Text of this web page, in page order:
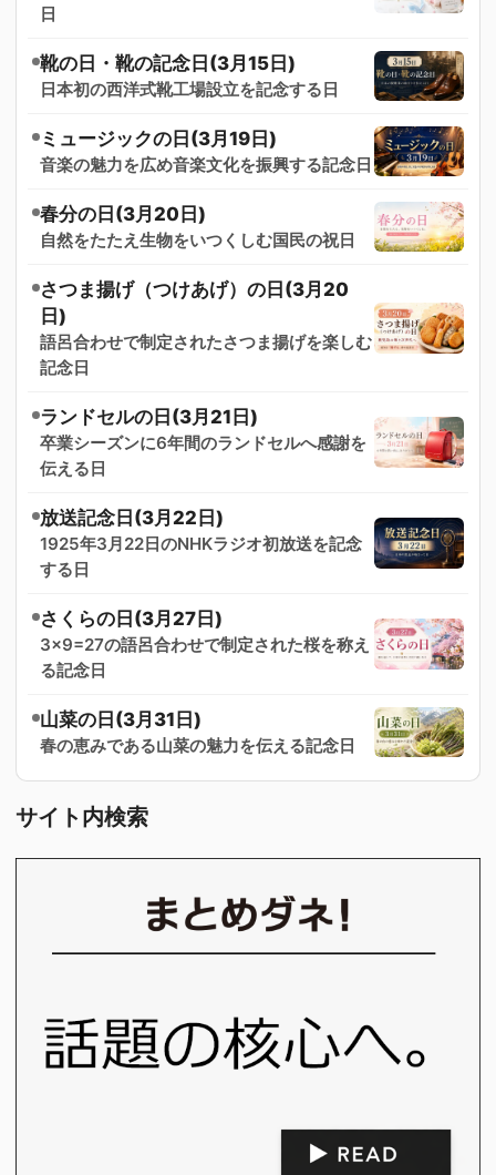
日
靴の日・靴の記念日(3月15日)
日本初の西洋式靴工場設立を記念する日
ミュージックの日(3月19日)
音楽の魅力を広め音楽文化を振興する記念日
春分の日(3月20日)
自然をたたえ生物をいつくしむ国民の祝日
さつま揚げ（つけあげ）の日(3月20
日)
語呂合わせで制定されたさつま揚げを楽しむ
記念日
ランドセルの日(3月21日)
卒業シーズンに6年間のランドセルへ感謝を
伝える日
放送記念日(3月22日)
1925年3月22日のNHKラジオ初放送を記念
する日
さくらの日(3月27日)
3×9=27の語呂合わせで制定された桜を称え
る記念日
山菜の日(3月31日)
春の恵みである山菜の魅力を伝える記念日
サイト内検索